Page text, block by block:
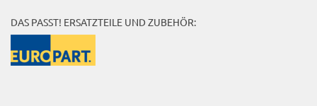
DAS PASST! ERSATZTEILE UND ZUBEHÖR: